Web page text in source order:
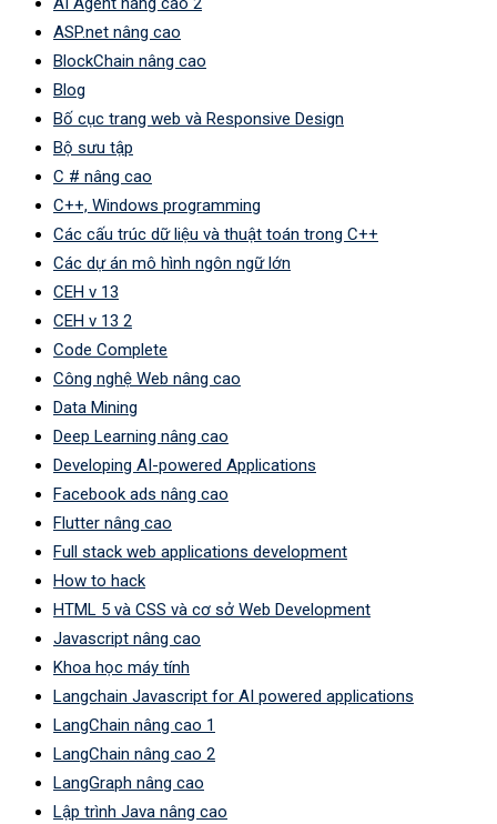
ASP.net nâng cao
BlockChain nâng cao
Blog
Bố cục trang web và Responsive Design
Bộ sưu tập
C # nâng cao
C++, Windows programming
Các cấu trúc dữ liệu và thuật toán trong C++
Các dự án mô hình ngôn ngữ lớn
CEH v 13
CEH v 13 2
Code Complete
Công nghệ Web nâng cao
Data Mining
Deep Learning nâng cao
Developing AI-powered Applications
Facebook ads nâng cao
Flutter nâng cao
Full stack web applications development
How to hack
HTML 5 và CSS và cơ sở Web Development
Javascript nâng cao
Khoa học máy tính
Langchain Javascript for AI powered applications
LangChain nâng cao 1
LangChain nâng cao 2
LangGraph nâng cao
Lập trình Java nâng cao